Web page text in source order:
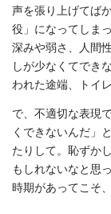
声を張り上げてば
役」になってしま
深みや弱さ、人間
しが少なくてでき
われた途端、トイ
で、不適切な表現
くできないんだ」
たりして。恥ずか
もしれないなと思
時期があってこそ